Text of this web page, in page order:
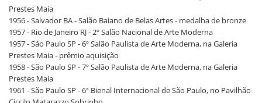
Prestes Maia
1956 - Salvador BA - Salão Baiano de Belas Artes - medalha de bronze
1957 - Rio de Janeiro RJ - 2º Salão Nacional de Arte Moderna
1957 - São Paulo SP - 6º Salão Paulista de Arte Moderna, na Galeria
Prestes Maia - prêmio aquisição
1958 - São Paulo SP - 7º Salão Paulista de Arte Moderna, na Galeria
Prestes Maia
1961 - São Paulo SP - 6ª Bienal Internacional de São Paulo, no Pavilhão